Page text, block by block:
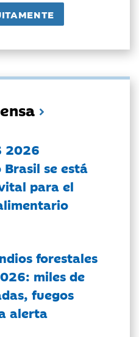
2026
se está
para el
forestales
miles de
fuegos
alerta